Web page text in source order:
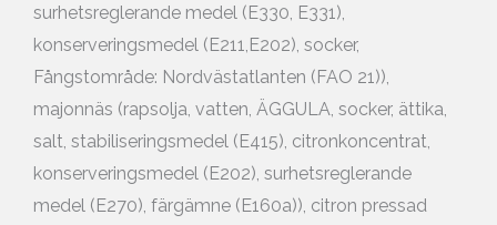
surhetsreglerande medel (E330, E331),
konserveringsmedel (E211,E202), socker,
Fångstområde: Nordvästatlanten (FAO 21)),
majonnäs (rapsolja, vatten, ÄGGULA, socker, ättika,
salt, stabiliseringsmedel (E415), citronkoncentrat,
konserveringsmedel (E202), surhetsreglerande
medel (E270), färgämne (E160a)), citron pressad